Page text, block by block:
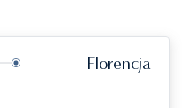
Florencja